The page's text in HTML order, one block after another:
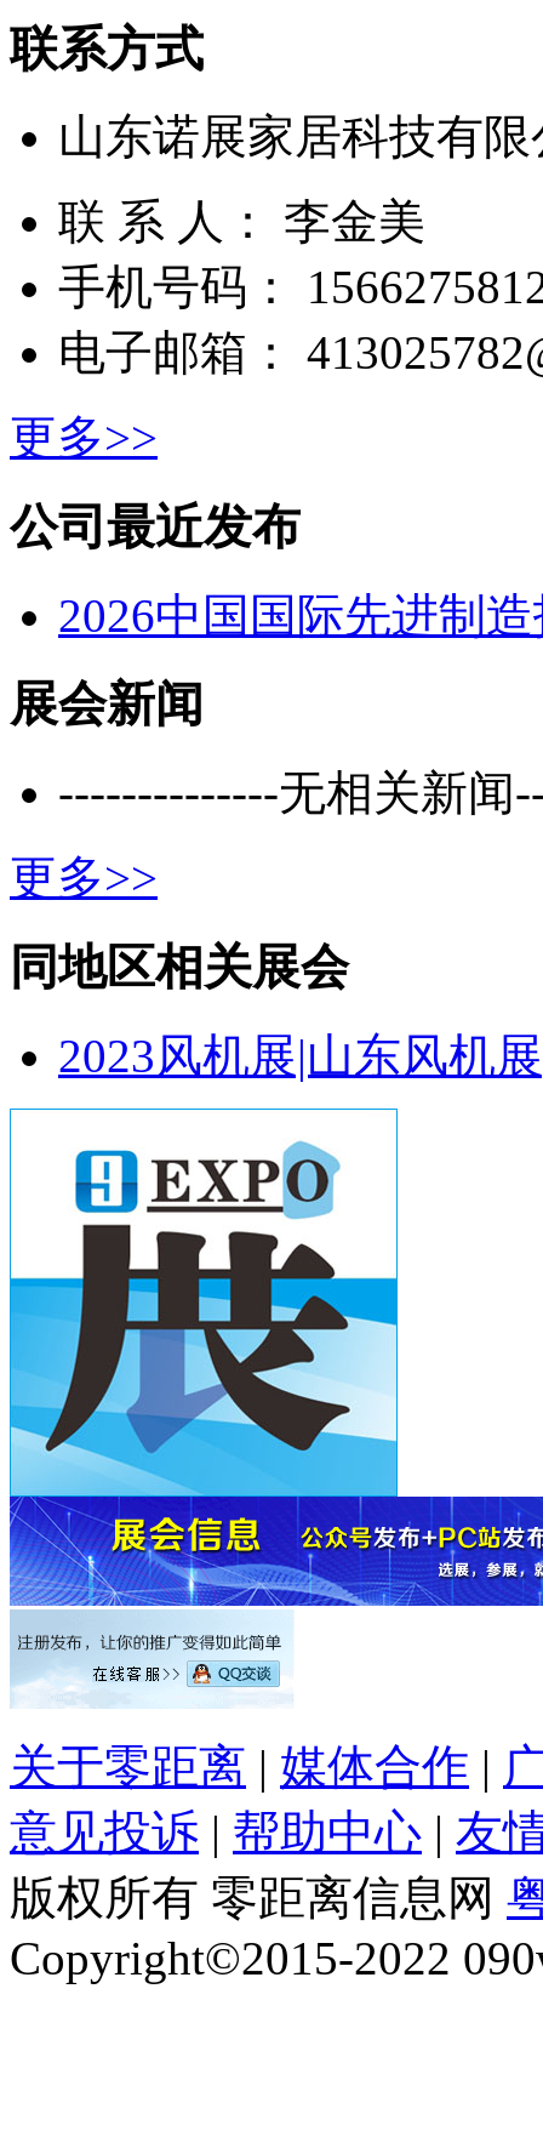
联系方式
山东诺展家居科技有
联 系 人： 李金美
手机号码：
电子邮箱：
更多>>
公司最近发布
2026中国国际先进制
展会新闻
--------------无相关新闻
更多>>
同地区相关展会
2023风机展|山东风机
关于零距离 | 媒体合作 |
意见投诉 | 帮助中心 | 友
版权所有 零距离信息网
Copyright©2015-2022